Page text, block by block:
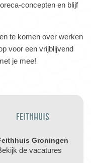
concepten en blijf
te komen over werken
voor een vrijblijvend
je mee!
Groningen
de vacatures